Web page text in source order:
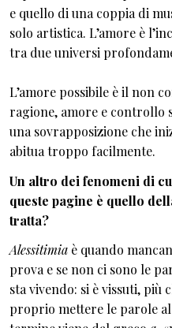
e quello di una coppia di
solo artistica. L’amore è
tra due universi
L’amore possibile è il non
ragione, amore e controllo
una sovrapposizione che
abitua troppo facilmente.
Un altro dei fenomeni di
queste pagine è quello
tratta?
Alessitimia è quando
prova e se non ci sono le
sta vivendo: si è vissuti, più
proprio mettere le parole